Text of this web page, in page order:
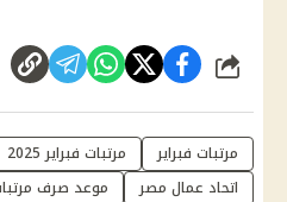
شارك
مرتبات فبراير مرتبات فبراير 2025
اتحاد عمال مصر
موعد صرف